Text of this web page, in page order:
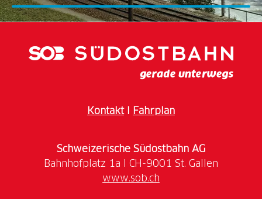
KontaktI Fahrplan
Schweizerische Südostbahn AG
www.sob.ch